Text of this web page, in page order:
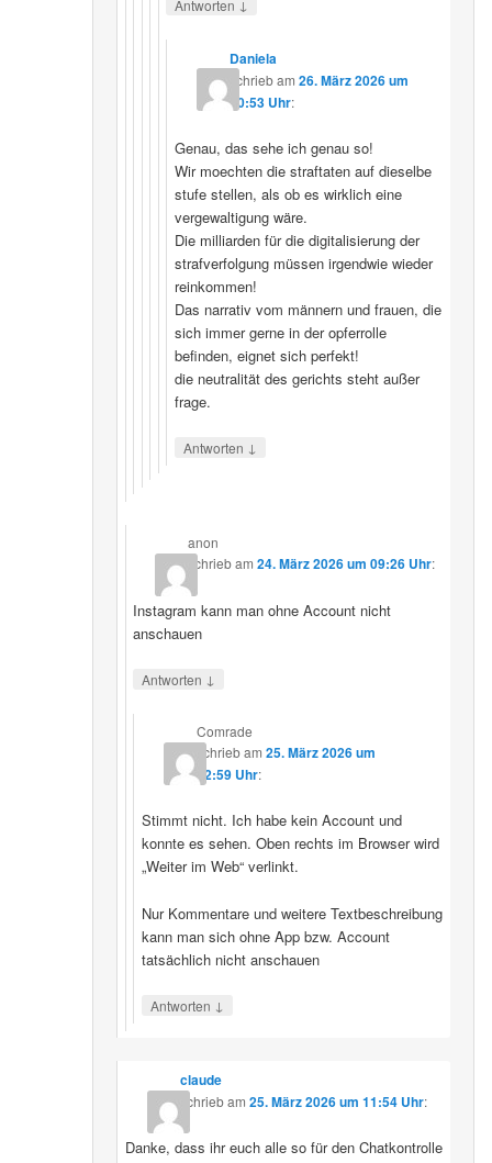
Antworten
Daniela
schriebam 26. März 2026 um
10:53 Uhr:
Genau, das sehe ich genau so!
Wir moechten die straftaten auf dieselbe
stufe stellen, als ob es wirklich eine
vergewaltigung wäre.
Die milliarden für die digitalisierung der
strafverfolgung müssen irgendwie wieder
reinkommen!
Das narrativ vom männern und frauen, die
sich immer gerne in der opferrolle
befinden, eignet sich perfekt!
die neutralität des gerichts steht außer
frage.
Antworten ↓
anon
schriebam24. März 2026 um 09:26 Uhr:
Instagram kann man ohne Account nicht
anschauen
Antworten ↓
Comrade
schriebam 25. März 2026 um
12:59 Uhr:
Stimmt nicht. Ich habe kein Account und
konnte es sehen. Oben rechts im Browser wird
„Weiter im Web“ verlinkt.
Nur Kommentare und weitere Textbeschreibung
kann man sich ohne App bzw. Account
tatsächlich nicht anschauen
Antworten ↓
claude
schriebam 25. März 2026 um 11:54 Uhr:
Danke, dass ihr euch alle so für den Chatkontrolle